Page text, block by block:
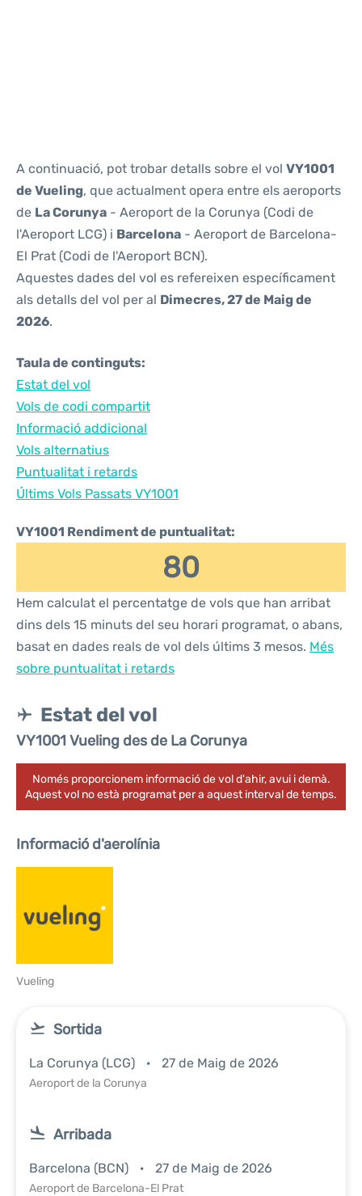
A continuació, pot trobar detalls sobre el vol VY1001
de Vueling, que actualment opera entre els aeroports
de La Corunya - Aeroport de la Corunya (Codi de
l'Aeroport LCG) i Barcelona - Aeroport de Barcelona-
El Prat (Codi de l'Aeroport BCN).
Aquestes dades del vol es refereixen específicament
als detalls del vol per al Dimecres, 27 de Maig de
2026.
Taula de continguts:
Estat del vol
Vols de codi compartit
Informació addicional
Vols alternatius
Puntualitat i retards
Últims Vols Passats VY1001
VY1001 Rendiment de puntualitat:
80
Hem calculat el percentatge de vols que han arribat
dins dels 15 minuts del seu horari programat, o abans,
basat en dades reals de vol dels últims 3 mesos. Més
sobre puntualitat i retards
Estat del vol
VY1001 Vueling des de La Corunya
Només proporcionem informació de vol d'ahir, avui i demà.
Aquest vol no està programat per a aquest interval de temps.
Informació d'aerolínia
Vueling
Sortida
La Corunya (LCG) 27 de Maig de 2026
Aeroport de la Corunya
Arribada
Barcelona (BCN) 27 de Maig de 2026
Aeroport de Barcelona-El Prat